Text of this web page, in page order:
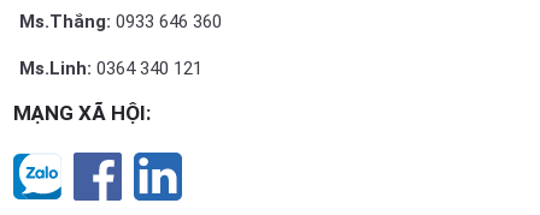
Ms.Thắng: 0933 646 360
Ms.Linh: 0364 340 121
MẠNG XÃ HỘI: